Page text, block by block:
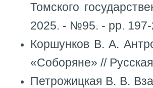
Томского
2025. - №95. - pp. 197-
Коршунков В. А.
«Соборяне» //
Петрожицкая В. В.